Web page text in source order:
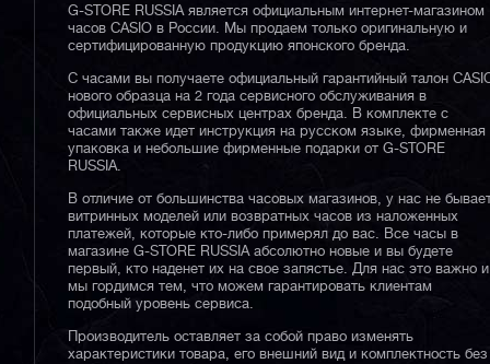
G-STORE RUSSIA является официальным интернет-магазином
часов CASIO в России. Мы продаем только оригинальную и
сертифицированную продукцию японского бренда.
С часами вы получаете официальный гарантийный талон
нового образца на 2 года сервисного обслуживания в
официальных сервисных центрах бренда. В комплекте с
часами также идет инструкция на русском языке, фирменная
упаковка и небольшие фирменные подарки от G-STORE
RUSSIA.
В отличие от большинства часовых магазинов, у нас не
витринных моделей или возвратных часов из наложенных
платежей, которые кто-либо примерял до вас. Все часы в
магазине G-STORE RUSSIA абсолютно новые и вы будете
первый, кто наденет их на свое запястье. Для нас это важно и
мы гордимся тем, что можем гарантировать клиентам
подобный уровень сервиса.
Производитель оставляет за собой право изменять
характеристики товара, его внешний вид и комплектность без